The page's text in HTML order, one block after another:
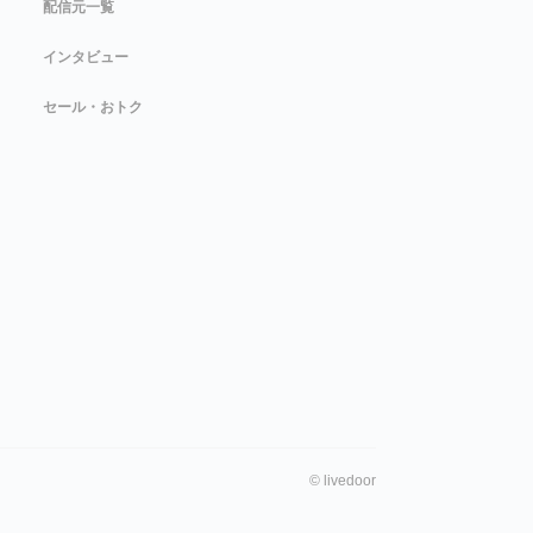
配信元一覧
インタビュー
セール・おトク
© livedoor